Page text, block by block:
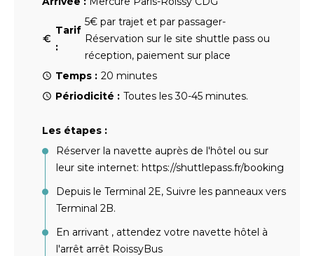
Tarif
:
5€ par trajet et par passager-
Réservation sur le site shuttle pass ou
réception, paiement sur place
Temps : 20 minutes
Périodicité : Toutes les 30-45 minutes.
Les étapes :
Réserver la navette auprès de l'hôtel ou sur
leur site internet: https://shuttlepass.fr/booking
Depuis le Terminal 2E, Suivre les panneaux vers
Terminal 2B.
En arrivant , attendez votre navette hôtel à
l'arrêt arrêt RoissyBus